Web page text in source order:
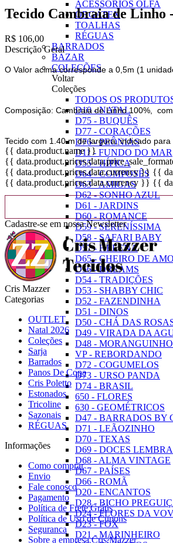
ACESSÓRIOS OLFA
ORGATEX
TOALHAS
RÉGUAS
BARRADOS
BAZAR
COLEÇÕES
Voltar
Coleções
TODOS OS
D10 - NATAL
D75 - BUQUÊS
D77 - CORAÇÕES
D76 - PEÔNIAS
D11 - FUNDO DO MAR
D55 - HÍPICA
D64 - COMPOSÊS
D63 - AMIGAS
D62 - SONHO AZUL
D61 - JARDINS
D60 - ROMANCE
D59 - SERENÍSSIMA
D58 - SAFARI BABY
D57 - HELENA
D65 - CHEIRO DE
D56 - DREAMS
D54 - TRADIÇÕES
D53 - SHABBY CHIC
D52 - FAZENDINHA
D51 - DINOS
D50 - CHÁ DAS
D49 - VIRADA DA
D48 -
VP - REBORDANDO
D72 - COGUMELOS
D73 - URSO PANDA
D74 - BRASIL
650 - FLORES
630 - GEOMÉTRICOS
D47 - BARRADOS BY
D71 - LEÃOZINHO
D70 - TEXAS
D69 - DOCES
D68 - ALMA VINTAGE
D67 - PAÍSES
D66 - ROMÃ
D20 - ENCANTOS
D28 - BICHO
D24 - FLORES DA
D23 - FOX
D21 - MARINHEIRO
Tecido Cambraia de Linho
R$ 106,00
Descrição Geral
O Valor acima corresponde a 0,5m (1
Composição: Cambraia de Linho 100%,
Tecido com 1.40 m de largura, indicado
{{ data.product.name }}
{{
{{ data.product.prices.data.currency }} {{
{{ data.product.prices.data.currency }} {{
Cadastre-se em nossa Newsletter
Cris Mazzer
Categorias
OUTLET
Natal 2026
Coleções
Sarja
Barrados
Panos De Copa
Cris Poletto
Estonados
Tricoline
Sazonais
RÉGUAS
Informações
Como comprar
Envio
Fale conosco
Pagamento
Política de Frete Grátis
Política de Uso de Cupons
Seguranca
Sobre a empresa Cris Mazzer